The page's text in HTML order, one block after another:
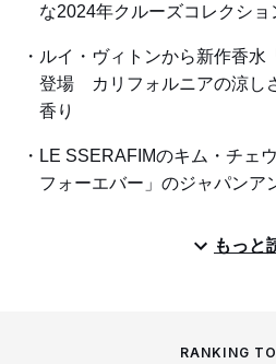
な2024年クルーズコレクショ
ルイ・ヴィトンから新作香水
登場 カリフォルニアの涼し
香り
LE SSERAFIMのキム・チェ
フォーエバー」のジャパンア
もっと
RANKING